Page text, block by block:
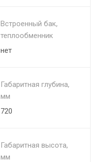
Встроенный бак,
теплообменник
нет
Габаритная глубина,
мм
720
Габаритная высота,
мм